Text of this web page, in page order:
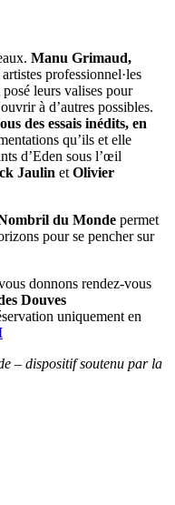
Manu Grimaud,
professionnel·les
leurs valises pour
à d’autres possibles.
des essais inédits, en
qu’ils et elle
d’Eden sous l’œil
Jaulin etOlivier
du Monde permet
pour se pencher sur
donnons rendez-vous
Douves
uniquement en
– dispositif soutenu par la